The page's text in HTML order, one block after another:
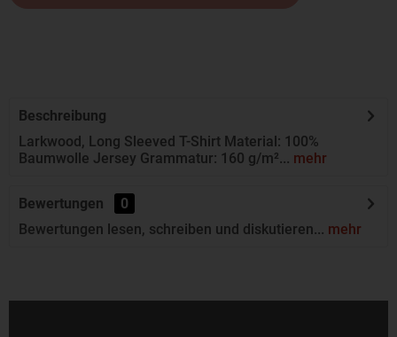
Beschreibung
Larkwood, Long Sleeved T-Shirt Material: 100%
Baumwolle Jersey Grammatur: 160 g/m²... mehr
Bewertungen
0
Bewertungen lesen, schreiben und diskutieren... mehr